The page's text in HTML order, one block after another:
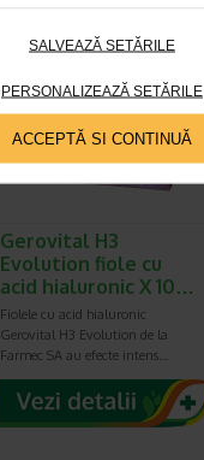
SALVEAZĂ SETĂRILE
PERSONALIZEAZĂ SETĂRILE
ACCEPTĂ SI CONTINUĂ
Preț redus: 46.74 Lei
Gerovital H3
Evolution fiole cu
acid hialuronic X 10…
Fiolele cu acid hialuronic
Gerovital H3 Evolution de la
Farmec SA au efecte intens…